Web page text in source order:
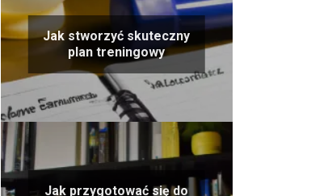
Jak stworzyć skuteczny
plan treningowy
Jak przygotować się do